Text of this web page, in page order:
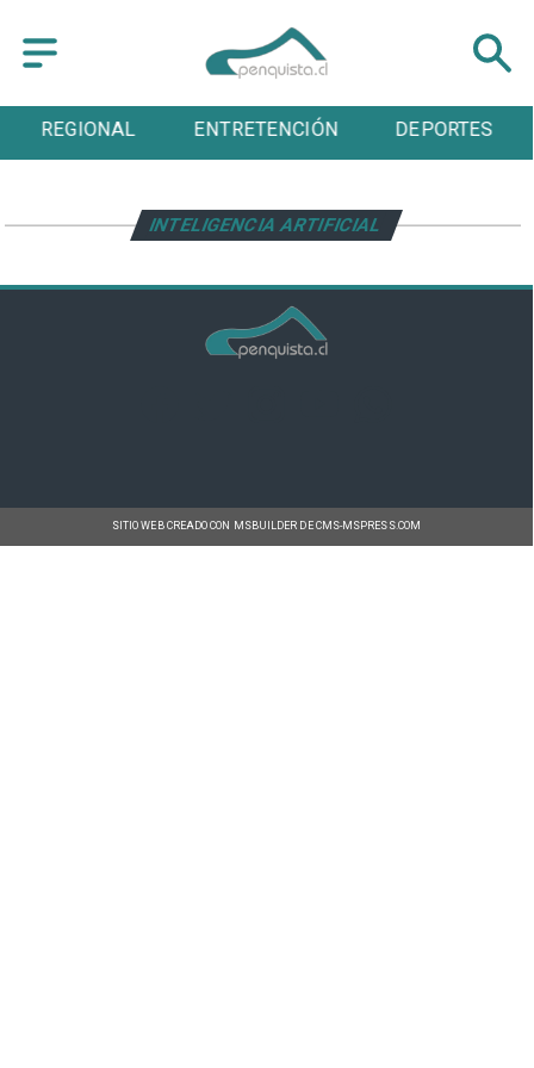
REGIONAL ENTRETENCIÓN DEPORTES
INTELIGENCIA ARTIFICIAL
SITIO WEB CREADO CON MSBUILDER DE CMS-MSPRESS.COM